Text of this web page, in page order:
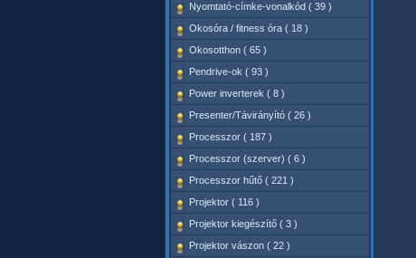
Nyomtató-címke-vonalkód ( 39 )
Okosóra / fitness óra ( 18 )
Okosotthon ( 65 )
Pendrive-ok ( 93 )
Power inverterek ( 8 )
Presenter/Távirányító ( 26 )
Processzor ( 187 )
Processzor (szerver) ( 6 )
Processzor hűtő ( 221 )
Projektor ( 116 )
Projektor kiegészítő ( 3 )
Projektor vászon ( 22 )